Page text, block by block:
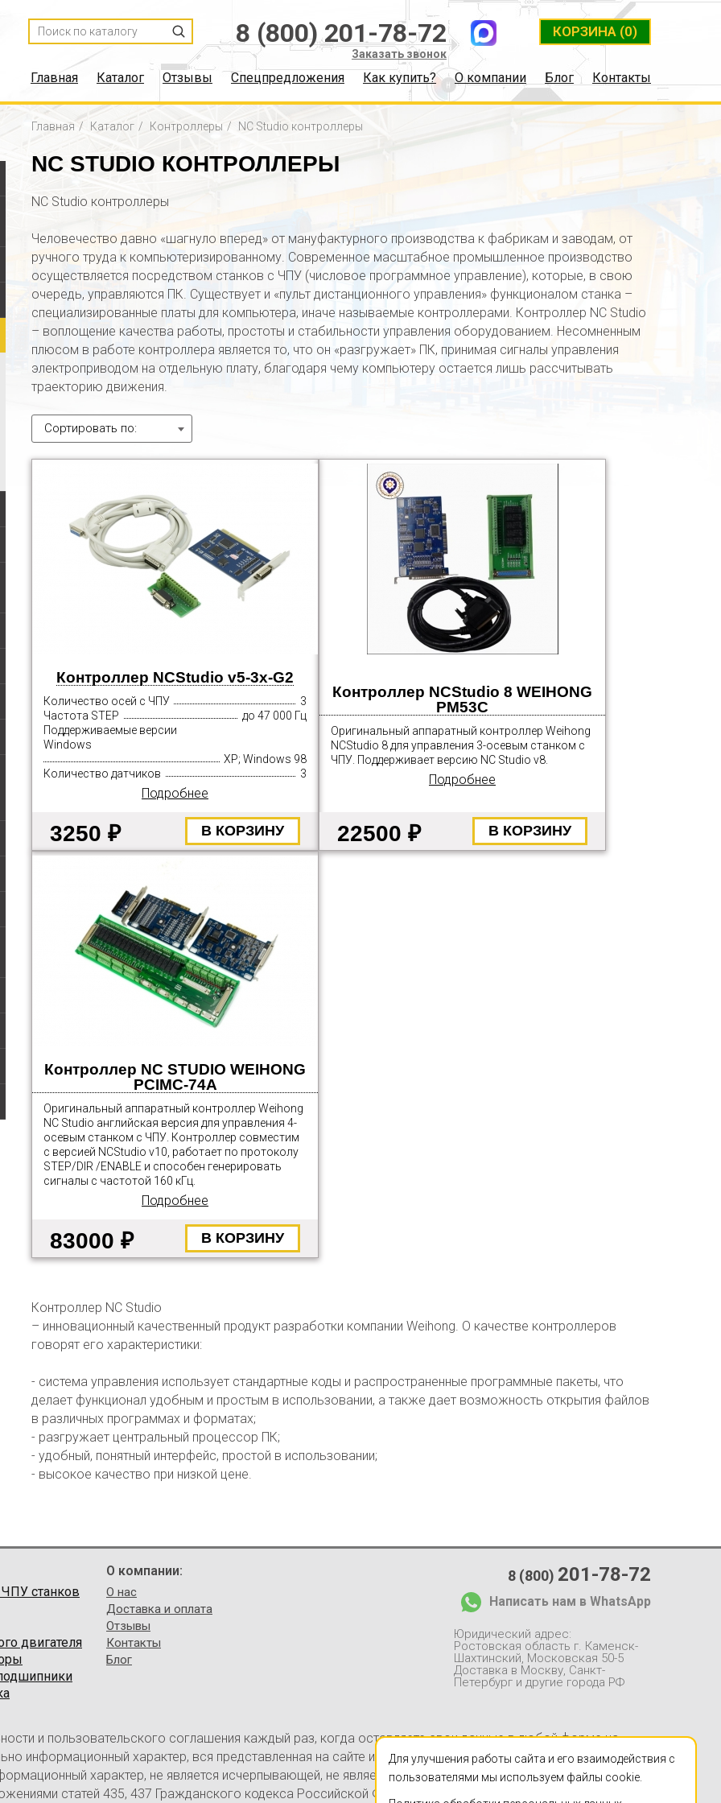
8 (800) 201-78-72
Заказать звонок
КОРЗИНА (0)
Главная Каталог Отзывы Спецпредложения Как купить? О компании Блог Контакты
Главная Каталог Контроллеры NC Studio контроллеры
NC STUDIO КОНТРОЛЛЕРЫ
NC Studio контроллеры
Человечество давно «шагнуло вперед» от мануфактурного производства к фабрикам и заводам, от
ручного труда к компьютеризированному. Современное масштабное промышленное производство
осуществляется посредством станков с ЧПУ (числовое программное управление), которые, в свою
очередь, управляются ПК. Существует и «пульт дистанционного управления» функционалом станка –
специализированные платы для компьютера, иначе называемые контроллерами. Контроллер NC Studio
– воплощение качества работы, простоты и стабильности управления оборудованием. Несомненным
плюсом в работе контроллера является то, что он «разгружает» ПК, принимая сигналы управления
электроприводом на отдельную плату, благодаря чему компьютеру остается лишь рассчитывать
траекторию движения.
Сортировать по:
Контроллер NCStudio v5-3x-G2
Количество осей с ЧПУ
3
Частота STEP
до 47 000 Гц
Поддерживаемые версии
Windows
XP; Windows 98
Количество датчиков
3
Подробнее
3250 ₽ В КОРЗИНУ
Контроллер NCStudio 8 WEIHONG
PM53C
Оригинальный аппаратный контроллер Weihong
NCStudio 8 для управления 3-осевым станком с
ЧПУ. Поддерживает версию NC Studio v8.
Подробнее
22500 ₽ В КОРЗИНУ
Контроллер NC STUDIO WEIHONG
PCIMC-74A
Оригинальный аппаратный контроллер Weihong
NC Studio английская версия для управления 4-
осевым станком с ЧПУ. Контроллер совместим
с версией NCStudio v10, работает по протоколу
STEP/DIR /ENABLE и способен генерировать
сигналы с частотой 160 кГц.
Подробнее
83000 ₽ В КОРЗИНУ
Контроллер NC Studio
– инновационный качественный продукт разработки компании Weihong. О качестве контроллеров
говорят его характеристики:
- система управления использует стандартные коды и распространенные программные пакеты, что
делает функционал удобным и простым в использовании, а также дает возможность открытия файлов
в различных программах и форматах;
- разгружает центральный процессор ПК;
- удобный, понятный интерфейс, простой в использовании;
- высокое качество при низкой цене.
станков
двигателя
О компании:
О нас
Доставка и оплата
Отзывы
Контакты
Блог
8 (800) 201-78-72
Написать нам в WhatsApp
Юридический адрес:
Ростовская область г. Каменск-
Шахтинский, Московская 50-5
Доставка в Москву, Санкт-
Петербург и другие города РФ
и пользовательского соглашения каждый раз, когда оставляете свои данные в любой форме на
информационный характер, вся представленная на сайте информация, в частности, касающаяся
характер, не является исчерпывающей, не является заверением об обстоятельствах и не
статей 435, 437 Гражданского кодекса Российской Федерации. Указанные на настоящем Сайте
Для улучшения работы сайта и его взаимодействия с
пользователями мы используем файлы cookie.